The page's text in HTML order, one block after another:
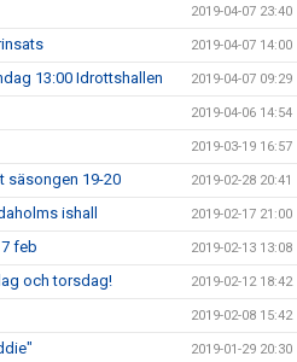
2019-04-07 23:40
2019-04-07 14:00
13:00 Idrottshallen 2019-04-07 09:29
2019-04-06 14:54
2019-03-19 16:57
säsongen 19-20 2019-02-28 20:41
ishall 2019-02-17 21:00
feb 2019-02-13 13:08
och torsdag! 2019-02-12 18:42
2019-02-08 15:42
2019-01-29 20:30